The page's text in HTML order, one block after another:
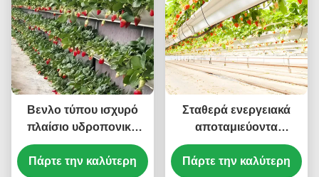
Βενλο τύπου ισχυρό
πλαίσιο υδροπονική
φράουλα θερμοκήπιο
υψηλή απόδοση
Πάρτε την καλύτερη
Σταθερά ενεργειακά
αποταμιεύοντα
θερμοκήπια φράουλας
με σύστημα θέρμανσης
Πάρτε την καλύτερη